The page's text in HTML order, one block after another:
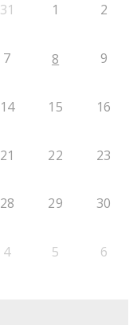
31 1 2
7 8 9
14 15 16
21 22 23
28 29 30
4 5 6